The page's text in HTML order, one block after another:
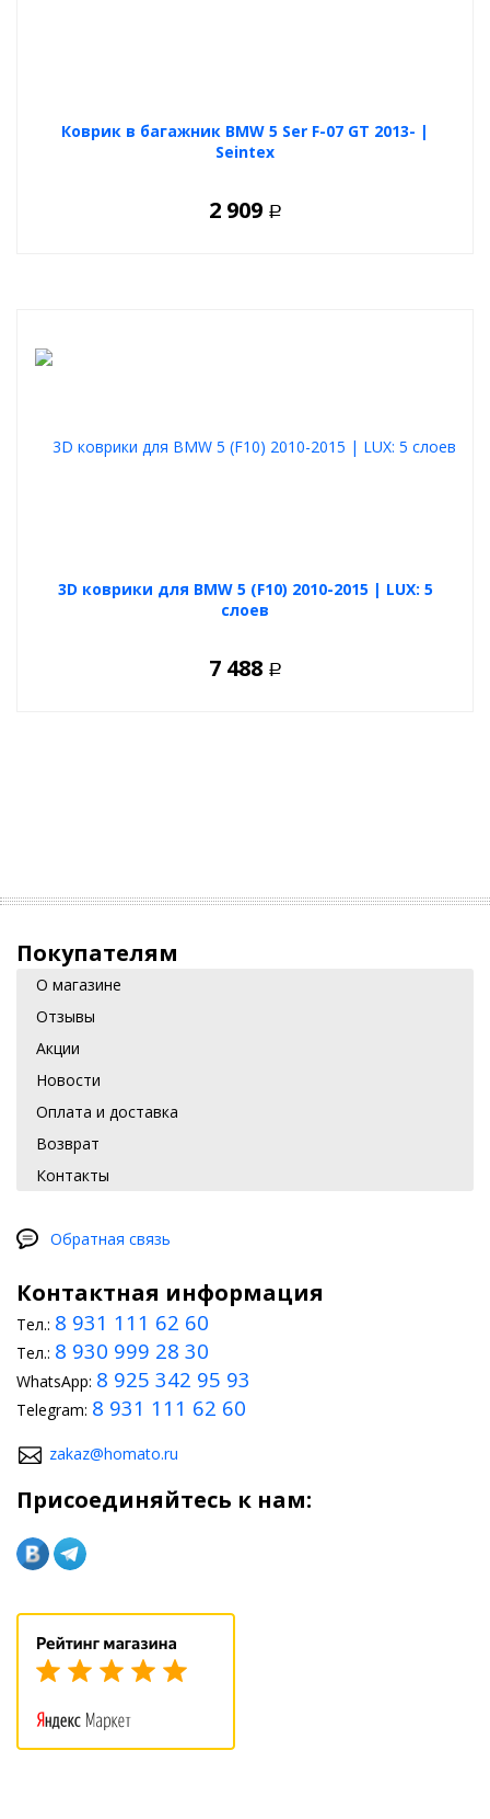
Коврик в багажник BMW 5 Ser F-07 GT 2013- |
Seintex
2 909 Р
3D коврики для BMW 5 (F10) 2010-2015 | LUX: 5
слоев
7 488 Р
Покупателям
О магазине
Отзывы
Акции
Новости
Оплата и доставка
Возврат
Контакты
Обратная связь
Контактная информация
Тел.: 8 931 111 62 60
Тел.: 8 930 999 28 30
WhatsApp: 8 925 342 95 93
Telegram: 8 931 111 62 60
zakaz@homato.ru
Присоединяйтесь к нам: